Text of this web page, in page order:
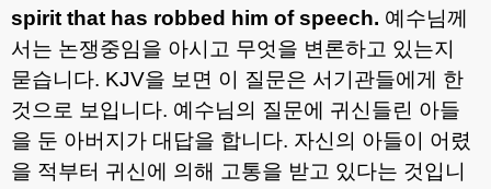
spirit that has robbed him of speech. 예수님께
서는 논쟁중임을 아시고 무엇을 변론하고 있는지
묻습니다. KJV을 보면 이 질문은 서기관들에게 한
것으로 보입니다. 예수님의 질문에 귀신들린 아들
을 둔 아버지가 대답을 합니다. 자신의 아들이 어렸
을 적부터 귀신에 의해 고통을 받고 있다는 것입니